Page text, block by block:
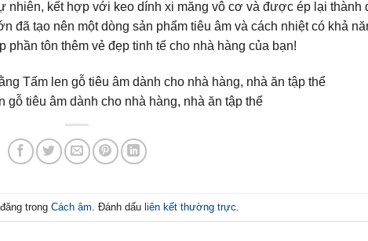
nhiên, kết hợp với keo dính xi măng vô cơ và được ép lại thành
đã tạo nên một dòng sản phẩm tiêu âm và cách nhiệt có khả
tôn thêm vẻ đẹp tinh tế cho nhà hàng của bạn!
gỗ tiêu âm dành cho nhà hàng, nhà ăn tập thể
trong Cách âm . Đánh dấu liên kết thường trực